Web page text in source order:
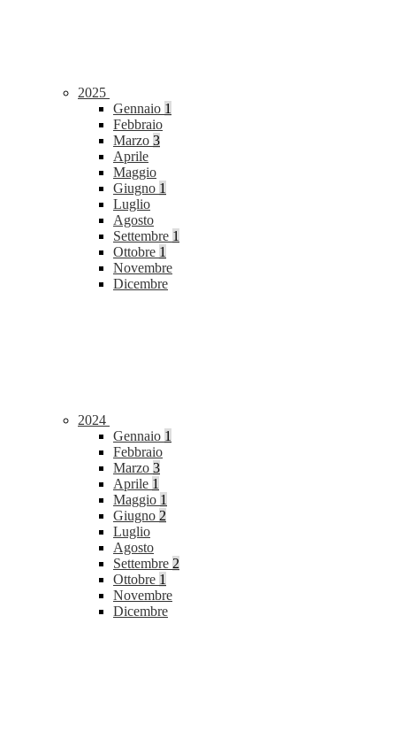
2025
Gennaio 1
Febbraio
Marzo 3
Aprile
Maggio
Giugno 1
Luglio
Agosto
Settembre 1
Ottobre 1
Novembre
Dicembre
2024
Gennaio 1
Febbraio
Marzo 3
Aprile 1
Maggio 1
Giugno 2
Luglio
Agosto
Settembre 2
Ottobre 1
Novembre
Dicembre